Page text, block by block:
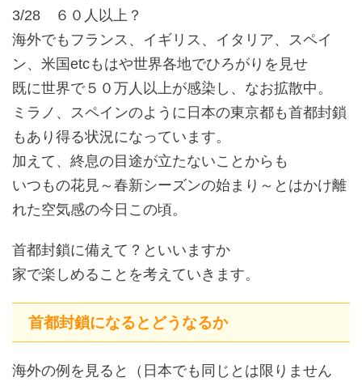
3/28 ６０人以上？
海外でもフランス、イギリス、イタリア、スペイ
ン、米国etcもはや世界各地でひろがりを見せ
既に世界で５０万人以上が感染し、なお拡散中。
ミラノ、スペインのように日本の東京都も首都封鎖
もあり得る状況になっています。
加えて、終息の目途が立たないことからも
いつもの花見～春新シーズンの始まり～とはかけ離
れた空気感の今日この頃。
首都封鎖に備えて？といいますか
家で楽しめることを考えていきます。
首都封鎖になるとどうなるか
海外の例を見ると（日本でも同じとは限りません